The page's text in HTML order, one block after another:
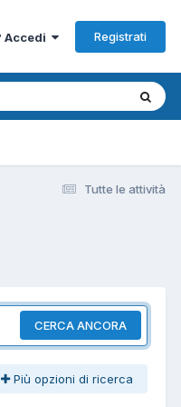
Accedi Registrati
Tutte le attività
CERCA ANCORA
Più opzioni di ricerca